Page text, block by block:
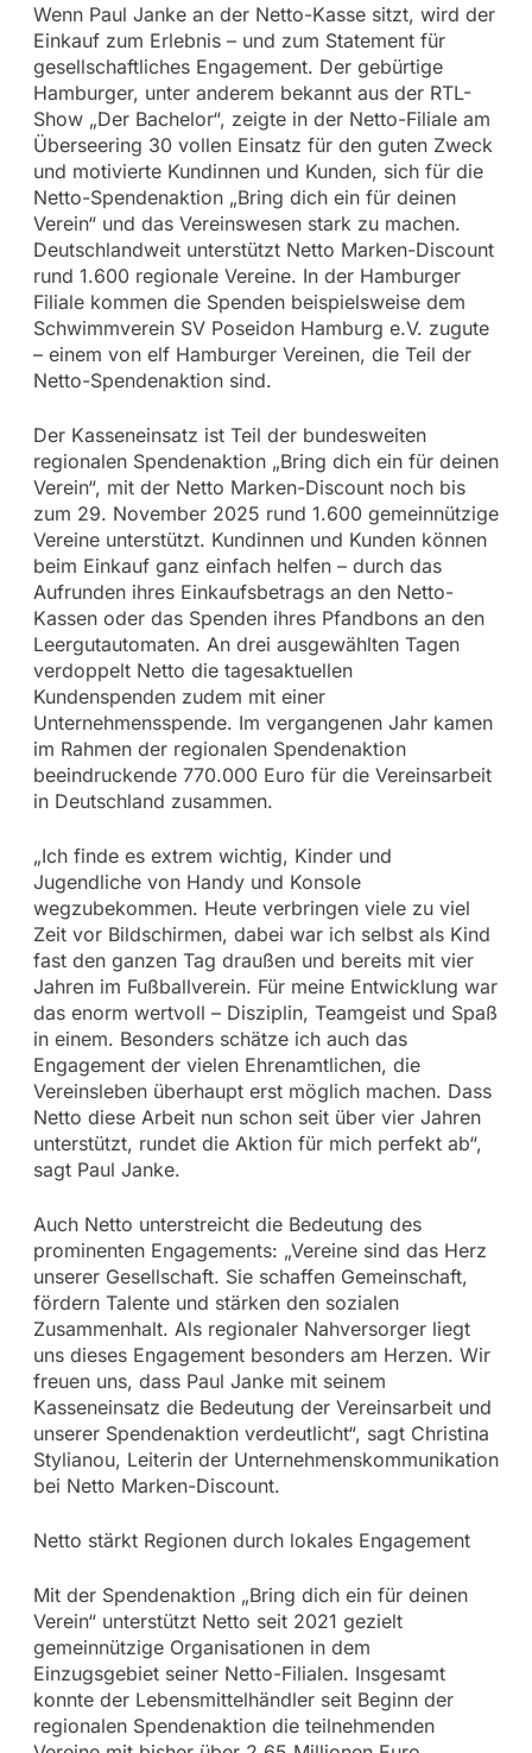
Wenn Paul Janke an der Netto-Kasse sitzt, wird der
Einkauf zum Erlebnis – und zum Statement für
gesellschaftliches Engagement. Der gebürtige
Hamburger, unter anderem bekannt aus der RTL-
Show „Der Bachelor“, zeigte in der Netto-Filiale am
Überseering 30 vollen Einsatz für den guten Zweck
und motivierte Kundinnen und Kunden, sich für die
Netto-Spendenaktion „Bring dich ein für deinen
Verein“ und das Vereinswesen stark zu machen.
Deutschlandweit unterstützt Netto Marken-Discount
rund 1.600 regionale Vereine. In der Hamburger
Filiale kommen die Spenden beispielsweise dem
Schwimmverein SV Poseidon Hamburg e.V. zugute
– einem von elf Hamburger Vereinen, die Teil der
Netto-Spendenaktion sind.
Der Kasseneinsatz ist Teil der bundesweiten
regionalen Spendenaktion „Bring dich ein für deinen
Verein“, mit der Netto Marken-Discount noch bis
zum 29. November 2025 rund 1.600 gemeinnützige
Vereine unterstützt. Kundinnen und Kunden können
beim Einkauf ganz einfach helfen – durch das
Aufrunden ihres Einkaufsbetrags an den Netto-
Kassen oder das Spenden ihres Pfandbons an den
Leergutautomaten. An drei ausgewählten Tagen
verdoppelt Netto die tagesaktuellen
Kundenspenden zudem mit einer
Unternehmensspende. Im vergangenen Jahr kamen
im Rahmen der regionalen Spendenaktion
beeindruckende 770.000 Euro für die Vereinsarbeit
in Deutschland zusammen.
„Ich finde es extrem wichtig, Kinder und
Jugendliche von Handy und Konsole
wegzubekommen. Heute verbringen viele zu viel
Zeit vor Bildschirmen, dabei war ich selbst als Kind
fast den ganzen Tag draußen und bereits mit vier
Jahren im Fußballverein. Für meine Entwicklung war
das enorm wertvoll – Disziplin, Teamgeist und Spaß
in einem. Besonders schätze ich auch das
Engagement der vielen Ehrenamtlichen, die
Vereinsleben überhaupt erst möglich machen. Dass
Netto diese Arbeit nun schon seit über vier Jahren
unterstützt, rundet die Aktion für mich perfekt ab“,
sagt Paul Janke.
Auch Netto unterstreicht die Bedeutung des
prominenten Engagements: „Vereine sind das Herz
unserer Gesellschaft. Sie schaffen Gemeinschaft,
fördern Talente und stärken den sozialen
Zusammenhalt. Als regionaler Nahversorger liegt
uns dieses Engagement besonders am Herzen. Wir
freuen uns, dass Paul Janke mit seinem
Kasseneinsatz die Bedeutung der Vereinsarbeit und
unserer Spendenaktion verdeutlicht“, sagt Christina
Stylianou, Leiterin der Unternehmenskommunikation
bei Netto Marken-Discount.
Netto stärkt Regionen durch lokales Engagement
Mit der Spendenaktion „Bring dich ein für deinen
Verein“ unterstützt Netto seit 2021 gezielt
gemeinnützige Organisationen in dem
Einzugsgebiet seiner Netto-Filialen. Insgesamt
konnte der Lebensmittelhändler seit Beginn der
regionalen Spendenaktion die teilnehmenden